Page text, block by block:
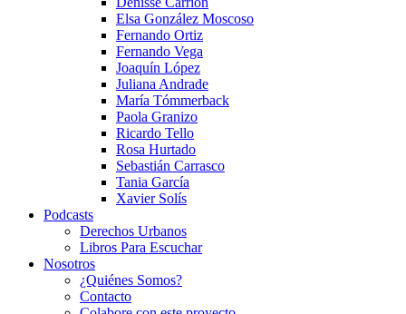
Elsa González Moscoso
Fernando Ortiz
Fernando Vega
Joaquín López
Juliana Andrade
María Tómmerback
Paola Granizo
Ricardo Tello
Rosa Hurtado
Sebastián Carrasco
Tania García
Xavier Solís
Podcasts
Derechos Urbanos
Libros Para Escuchar
Nosotros
¿Quiénes Somos?
Contacto